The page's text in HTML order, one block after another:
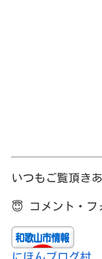
いつもご覧頂き
😇 コメント・フ